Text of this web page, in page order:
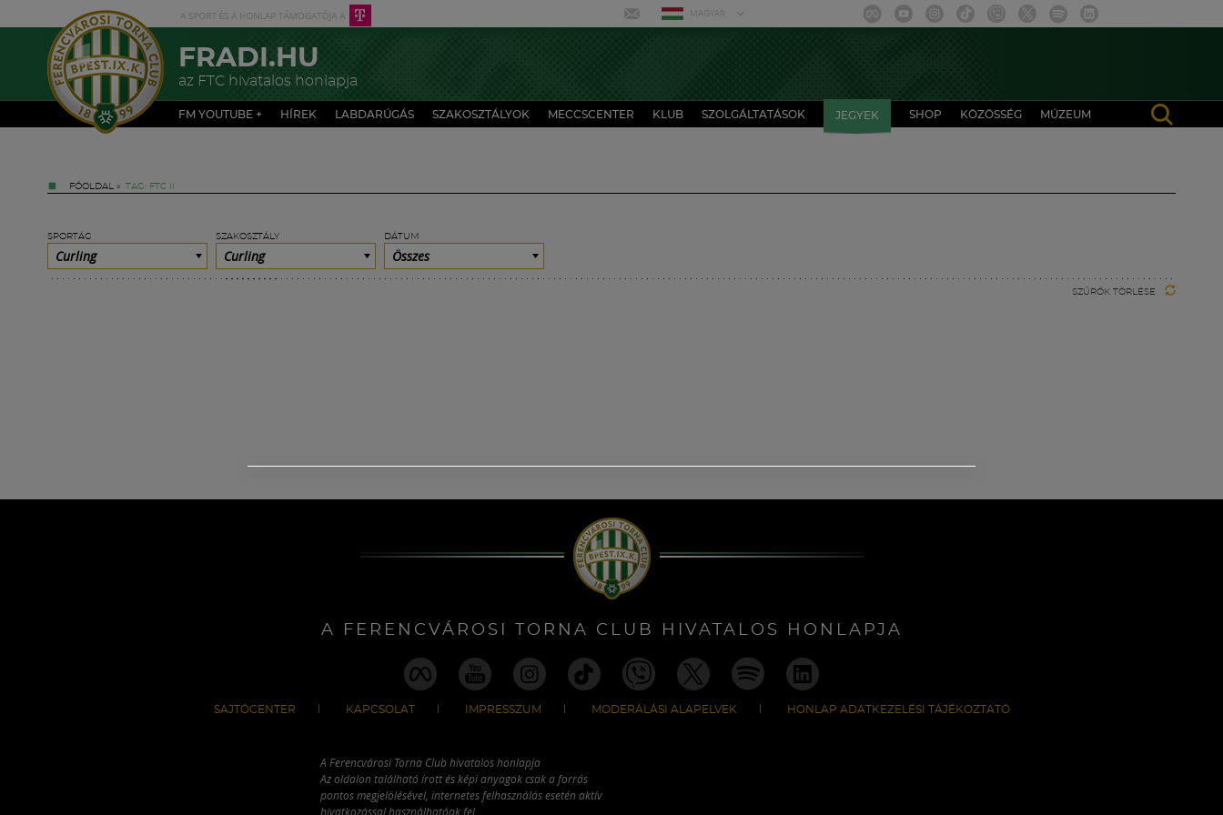
MAGYAR
FRADI.HU
az FTC hivatalos honlapja
FM YOUTUBE + HÍREK LABDARÚGÁS SZAKOSZTÁLYOK MECCSCENTER KLUB SZOLGÁLTATÁSOK JEGYEK SHOP KÖZÖSSÉG MÚZEUM
FŐOLDAL » TAG: FTC II
SPORTÁG
Curling
SZAKOSZTÁLY
Curling
DÁTUM
Összes
SZŰRŐK TÖRLÉSE
A FERENCVÁROSI TORNA CLUB HIVATALOS HONLAPJA
SAJTÓCENTER KAPCSOLAT IMPRESSZUM MODERÁLÁSI ALAPELVEK HONLAP ADATKEZELÉSI TÁJÉKOZTATÓ
A Ferencvárosi Torna Club hivatalos honlapja
Az oldalon található írott és képi anyagok csak a forrás
pontos megjelölésével, internetes felhasználás esetén aktív
hivatkozással használhatóak fel.